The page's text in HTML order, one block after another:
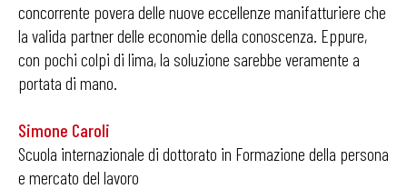
concorrente povera delle nuove eccellenze manifatturiere che
la valida partner delle economie della conoscenza. Eppure,
con pochi colpi di lima, la soluzione sarebbe veramente a
portata di mano.
Simone Caroli
Scuola internazionale di dottorato in Formazione della persona
e mercato del lavoro